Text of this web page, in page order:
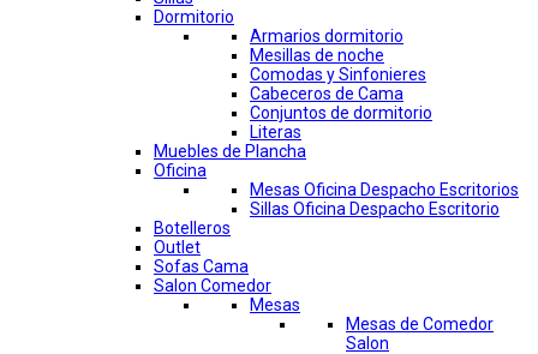
Dormitorio
Armarios dormitorio
Mesillas de noche
Comodas y Sinfonieres
Cabeceros de Cama
Conjuntos de dormitorio
Literas
Muebles de Plancha
Oficina
Mesas Oficina Despacho Escritorios
Sillas Oficina Despacho Escritorio
Botelleros
Outlet
Sofas Cama
Salon Comedor
Mesas
Mesas de Comedor
Salon